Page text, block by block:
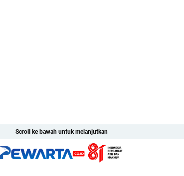
Scroll ke bawah untuk melanjutkan